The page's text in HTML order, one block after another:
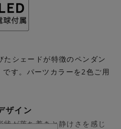
シェードが特徴のペンダン
す。パーツカラーを2色ご用
ザイン
が落ち着きと静けさを感じ